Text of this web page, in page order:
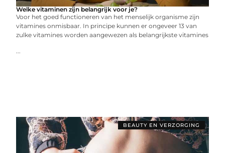
Welke vitaminen zijn belangrijk voor je?
Voor het goed functioneren van het menselijk organisme zijn
vitamines onmisbaar. In principe kunnen er ongeveer 13 van
zulke vitamines worden aangewezen als belangrijkste vitamines
...
BEAUTY EN VERZORGING